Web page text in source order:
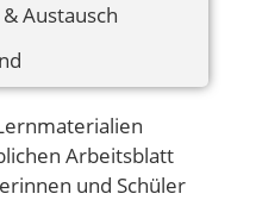
Austausch
Arbeitsblatt
und Schüler